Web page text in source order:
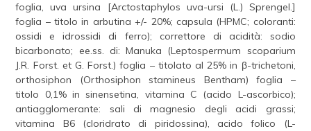
foglia, uva ursina [Arctostaphylos uva-ursi (L.) Sprengel.]
foglia – titolo in arbutina +/- 20%; capsula (HPMC; coloranti:
ossidi e idrossidi di ferro); correttore di acidità: sodio
bicarbonato; ee.ss. di: Manuka (Leptospermum scoparium
J.R. Forst. et G. Forst.) foglia – titolato al 25% in β-trichetoni,
orthosiphon (Orthosiphon stamineus Bentham) foglia –
titolo 0,1% in sinensetina, vitamina C (acido L-ascorbico);
antiagglomerante: sali di magnesio degli acidi grassi;
vitamina B6 (cloridrato di piridossina), acido folico (L-